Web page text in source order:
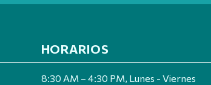
HORARIOS
8:30 AM – 4:30 PM, Lunes - Viernes